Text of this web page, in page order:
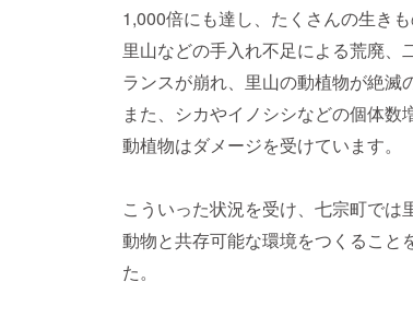
1,000倍にも達し、たくさんの生き
里山などの手入れ不足による荒廃
ランスが崩れ、里山の動植物が絶滅
また、シカやイノシシなどの個体
動植物はダメージを受けています。
こういった状況を受け、七宗町で
動物と共存可能な環境をつくること
た。